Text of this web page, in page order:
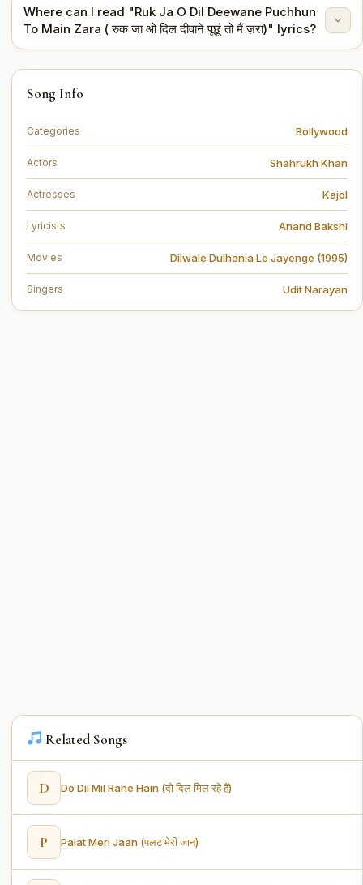
The lyrics are written by Anand Bakshi.
Where can I read "Ruk Ja O Dil Deewane Puchhun
To Main Zara ( रुक जा ओ दिल दीवाने पूछूं तो मैं ज़रा)" lyrics?
You can read the full lyrics of "Ruk Ja O Dil Deewane
Puchhun To Main Zara ( रुक जा ओ दिल दीवाने पूछूं तो मैं ज़रा)"
Song Info
Categories Bollywood
Actors Shahrukh Khan
Actresses Kajol
Lyricists Anand Bakshi
Movies Dilwale Dulhania Le Jayenge (1995)
Singers Udit Narayan
Related Songs
D Do Dil Mil Rahe Hain (दो दिल मिल रहे हैं)
P Palat Meri Jaan (पलट मेरी जान)